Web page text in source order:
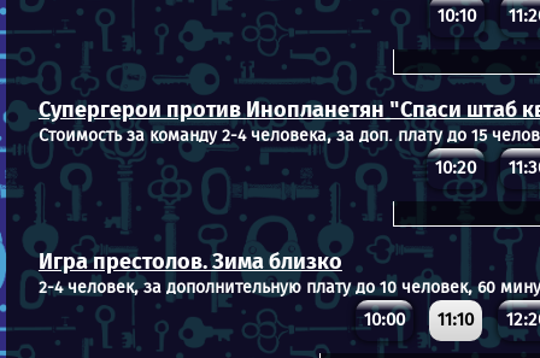
10:10
Супергерои против Инопланетян "Спаси штаб
Стоимость за команду 2-4 человека, за доп. плату до 15
10:20
Игра престолов. Зима близко
2-4 человек, за дополнительную плату до 10 человек, 60
10:00 11:10